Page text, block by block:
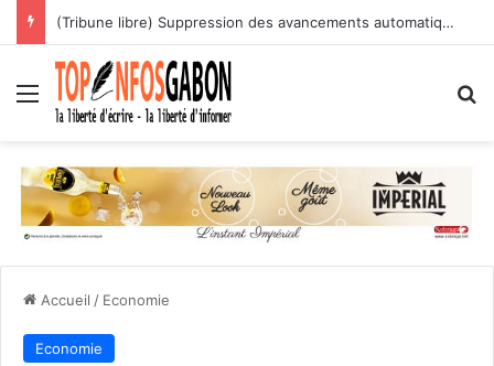
(Tribune libre) Suppression des avancements automatiques : l’assassinat programmé des carrières des agents publics
Menu
Accueil / Economie
Economie